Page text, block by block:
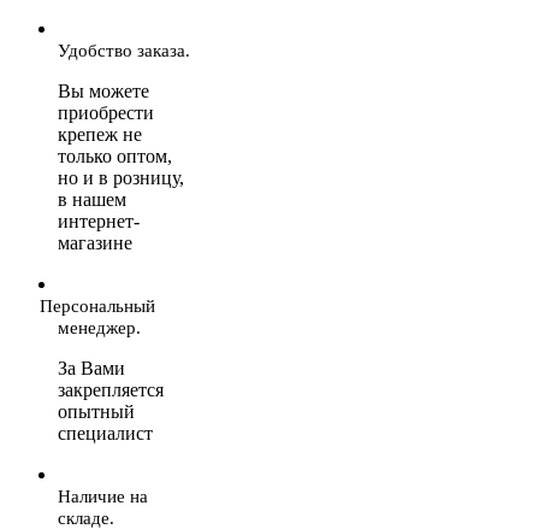
Удобство заказа.
Вы можете
приобрести
крепеж не
только оптом,
но и в розницу,
в нашем
интернет-
магазине
Персональный
менеджер.
За Вами
закрепляется
опытный
специалист
Наличие на
складе.